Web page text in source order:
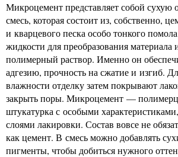
Микроцемент представляет собой сухую
смесь, которая состоит из, собственно,
и кварцевого песка особо тонкого
жидкости для преобразования материала
полимерный раствор. Именно он
адгезию, прочность на сжатие и изгиб.
влажности отделку затем покрывают
закрыть поры. Микроцемент —
штукатурка с особыми
слоями лакировки. Состав вовсе не
как цемент. В смесь можно добавлять
пигменты, чтобы добиться нужного